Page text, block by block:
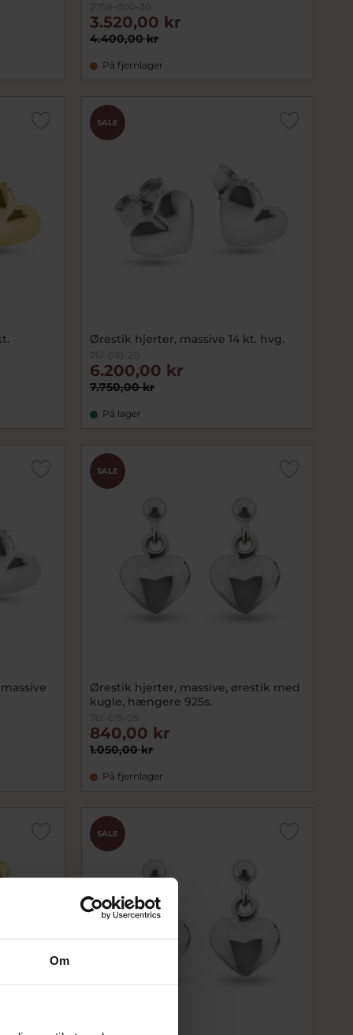
Om
2758-000-20
4.400,00 kr
3.520,00 kr
På fjernlager
SALE
Ørestik hjerter, massive 14 kt. hvg.
761-010-20
7.750,00 kr
6.200,00 kr
På lager
SALE
Ørestik hjerter, massive, ørestik med
kugle, hængere 925s.
761-015-05
1.050,00 kr
840,00 kr
På fjernlager
SALE